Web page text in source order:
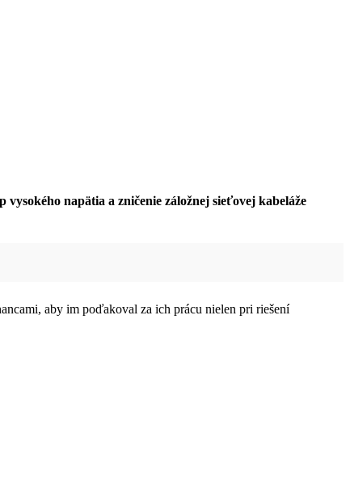
vysokého napätia a zničenie záložnej sieťovej kabeláže
aby im poďakoval za ich prácu nielen pri riešení